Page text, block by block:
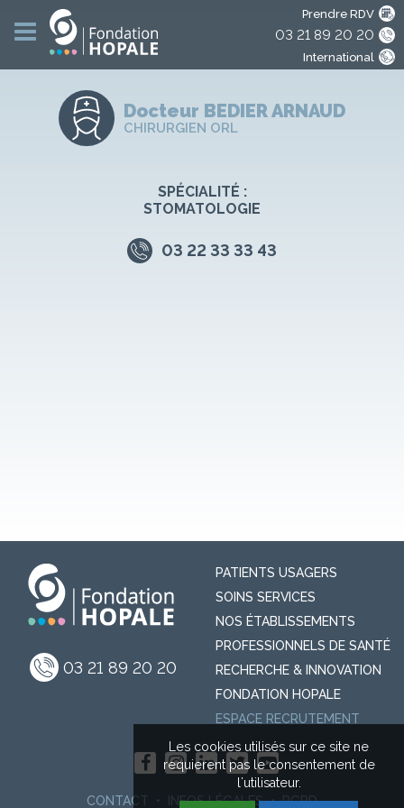
Prendre RDV
03 21 89 20 20
International
Docteur BEDIERARNAUD
CHIRURGIEN ORL
SPÉCIALITÉ :
STOMATOLOGIE
03 22 33 33 43
03 21 89 20 20
PATIENTS USAGERS
SOINS SERVICES
NOS ÉTABLISSEMENTS
PROFESSIONNELS DE SANTÉ
RECHERCHE & INNOVATION
FONDATION HOPALE
ESPACE RECRUTEMENT
CONTACT INFOS LÉGALES RGPD
Les cookies utilisés sur ce site ne
requierent pas le consentement de
l'utilisateur.